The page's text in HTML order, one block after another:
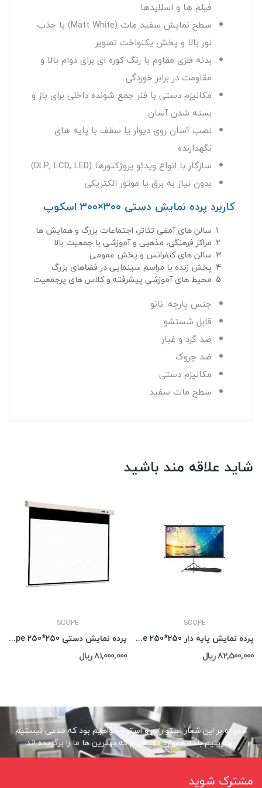
فیلم ها و اسلایدها
سطح نمایش سفید مات (Matt White) با جذب
نور بالا و پخش یکنواخت تصویر
بدنه فلزی مقاوم با رنگ کوره ای برای دوام بالا و
مقاومت در برابر خوردگی
مکانیزم دستی با فنر جمع‌ شونده داخلی برای باز و
بسته شدن آسان
نصب آسان روی دیوار یا سقف با پایه‌ های
نگهدارنده
سازگار با انواع ویدئو پروژکتورها (DLP, LCD, LED)
بدون نیاز به برق یا موتور الکتریکی
کاربرد پرده نمایش دستی ۳۰۰×۳۰۰ اسکوپ
سالن‌ های آمفی‌ تئاتر، اجتماعات بزرگ و همایش ها
مراکز فرهنگی، مذهبی و آموزشی با جمعیت بالا
سالن‌ های کنفرانس و پخش عمومی
پخش زنده یا مراسم سینمایی در فضاهای بزرگ
محیط‌ های آموزشی پیشرفته و کلاس‌ های پرجمعیت
جنس پارچه: نانو
قابل شستشو
ضد گرد و غبار
ضد چروک
مکانیزم دستی
سطح مات سفید
شاید علاقه مند باشید
SCOPE
پرده نمایش دستی Scope 250*250
81,000,000 ریال
SCOPE
پرده نمایش پایه دار Scope 250*250
82,500,000 ریال
همواره بر این شعار استواریم و استوار خواهیم بود که مدعی نیستیم
بهترینیم بلکه همواره مفتخریم که بهترین ها ما را برگزیده اند
مشترک شوید